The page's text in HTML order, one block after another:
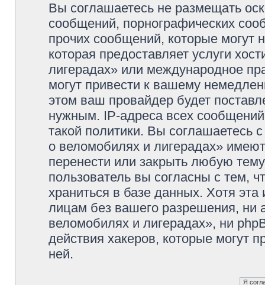
Вы соглашаетесь не размещать
сообщений, порнографических
прочих сообщений, которые могут
которая предоставляет услуги
лигерадах» или международное
могут привести к вашему
этом ваш провайдер будет
нужным. IP-адреса всех
такой политики. Вы
о веломобилях и лигерадах»
перенести или закрыть любую
пользователь вы согласны с тем,
храниться в базе данных. Хотя
лицам без вашего разрешения, ни
веломобилях и лигерадах», ни
действия хакеров, которые могут
ней.